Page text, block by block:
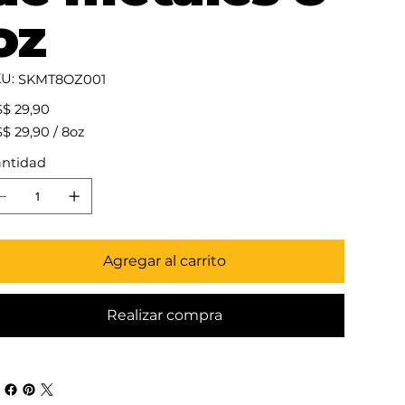
SKU
SKMT8OZ001
SKMT8OZ001
29,90
29,9029,90 / 8oz
Agregar al carrito
Realizar compra